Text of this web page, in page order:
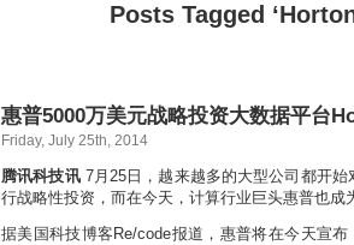
Posts Tagged
惠普5000万美元战略投资大数据平台
Friday, July 25th, 2014
腾讯科技讯7月25日，越来越多的大型公司都开始
行战略性投资，而在今天，计算行业巨头惠普也成
据美国科技博客Re/code报道，惠普将在今天宣